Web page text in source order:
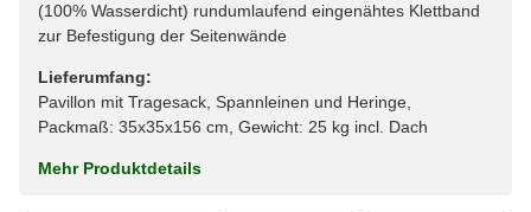
(100% Wasserdicht) rundumlaufend eingenähtes Klettband
zur Befestigung der Seitenwände
Lieferumfang:
Pavillon mit Tragesack, Spannleinen und Heringe,
Packmaß: 35x35x156 cm, Gewicht: 25 kg incl. Dach
Mehr Produktdetails